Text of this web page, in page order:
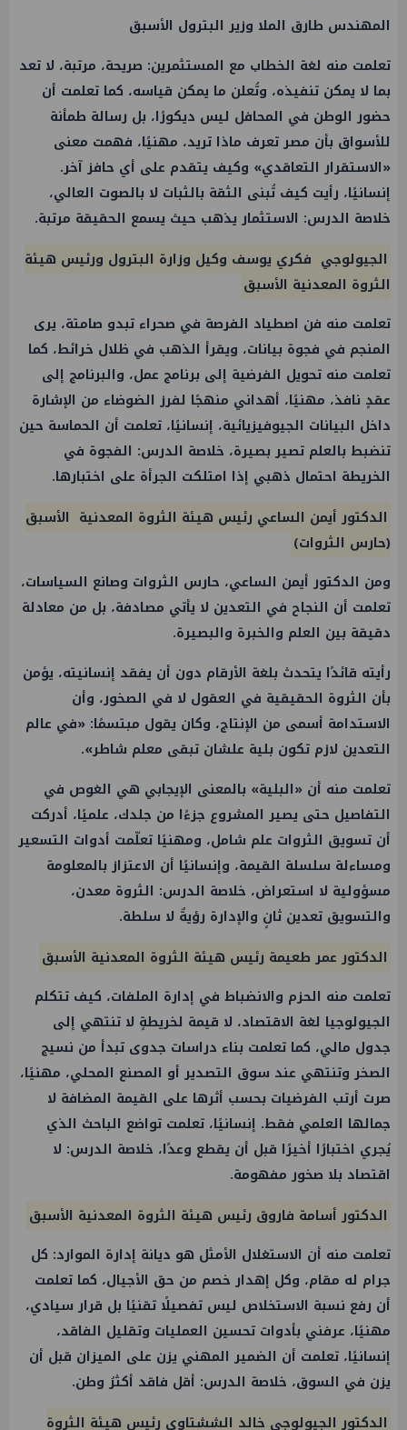
المهندس طارق الملا وزير البترول الأسبق
تعلمت منه لغة الخطاب مع المستثمرين: صريحة، مرتبة، لا تعد
بما لا يمكن تنفيذه، وتُعلن ما يمكن قياسه، كما تعلمت أن
حضور الوطن في المحافل ليس ديكورًا، بل رسالة طمأنة
للأسواق بأن مصر تعرف ماذا تريد، مهنيًا، فهمت معنى
«الاستقرار التعاقدي» وكيف يتقدم على أي حافز آخر.
إنسانيًا، رأيت كيف تُبنى الثقة بالثبات لا بالصوت العالي،
خلاصة الدرس: الاستثمار يذهب حيث يسمع الحقيقة مرتبة.
الجيولوجي فكري يوسف وكيل وزارة البترول ورئيس هيئة
الثروة المعدنية الأسبق
تعلمت منه فن اصطياد الفرصة في صحراء تبدو صامتة، يرى
المنجم في فجوة بيانات، ويقرأ الذهب في ظلال خرائط، كما
تعلمت منه تحويل الفرضية إلى برنامج عمل، والبرنامج إلى
عقدٍ نافذ، مهنيًا، أهداني منهجًا لفرز الضوضاء من الإشارة
داخل البيانات الجيوفيزيائية، إنسانيًا، تعلمت أن الحماسة حين
تنضبط بالعلم تصير بصيرة، خلاصة الدرس: الفجوة في
الخريطة احتمال ذهبي إذا امتلكت الجرأة على اختبارها.
الدكتور أيمن الساعي رئيس هيئة الثروة المعدنية الأسبق
(حارس الثروات)
ومن الدكتور أيمن الساعي، حارس الثروات وصانع السياسات،
تعلمت أن النجاح في التعدين لا يأتي مصادفة، بل من معادلة
دقيقة بين العلم والخبرة والبصيرة.
رأيته قائدًا يتحدث بلغة الأرقام دون أن يفقد إنسانيته، يؤمن
بأن الثروة الحقيقية في العقول لا في الصخور، وأن
الاستدامة أسمى من الإنتاج، وكان يقول مبتسمًا: «في عالم
التعدين لازم تكون بلية علشان تبقى معلم شاطر».
تعلمت منه أن «البلية» بالمعنى الإيجابي هي الغوص في
التفاصيل حتى يصير المشروع جزءًا من جلدك، علميًا، أدركت
أن تسويق الثروات علم شامل، ومهنيًا تعلّمت أدوات التسعير
ومساءلة سلسلة القيمة، وإنسانيًا أن الاعتزاز بالمعلومة
مسؤولية لا استعراض، خلاصة الدرس: الثروة معدن،
والتسويق تعدين ثانٍ والإدارة رؤيةٌ لا سلطة.
الدكتور عمر طعيمة رئيس هيئة الثروة المعدنية الأسبق
تعلمت منه الحزم والانضباط في إدارة الملفات، كيف تتكلم
الجيولوجيا لغة الاقتصاد، لا قيمة لخريطةٍ لا تنتهي إلى
جدول مالي، كما تعلمت بناء دراسات جدوى تبدأ من نسيج
الصخر وتنتهي عند سوق التصدير أو المصنع المحلي، مهنيًا،
صرت أرتب الفرضيات بحسب أثرها على القيمة المضافة لا
جمالها العلمي فقط. إنسانيًا، تعلمت تواضع الباحث الذي
يُجري اختبارًا أخيرًا قبل أن يقطع وعدًا، خلاصة الدرس: لا
اقتصاد بلا صخور مفهومة.
الدكتور أسامة فاروق رئيس هيئة الثروة المعدنية الأسبق
تعلمت منه أن الاستغلال الأمثل هو ديانة إدارة الموارد: كل
جرام له مقام، وكل إهدار خصم من حق الأجيال، كما تعلمت
أن رفع نسبة الاستخلاص ليس تفصيلًا تقنيًا بل قرار سيادي،
مهنيًا، عرفني بأدوات تحسين العمليات وتقليل الفاقد،
إنسانيًا، تعلمت أن الضمير المهني يزن على الميزان قبل أن
يزن في السوق، خلاصة الدرس: أقل فاقد أكثرُ وطن.
الدكتور الجيولوجي خالد الششتاوي رئيس هيئة الثروة